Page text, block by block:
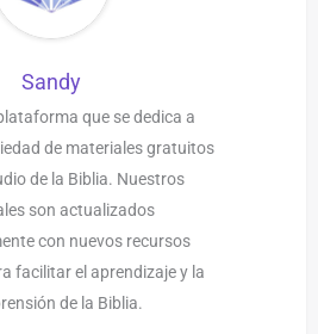
Sandy
que se dedica a
de materiales gratuitos
de la Biblia. Nuestros
son actualizados
con nuevos recursos
facilitar el aprendizaje y la
de la Biblia.